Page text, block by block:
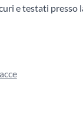
e testati presso